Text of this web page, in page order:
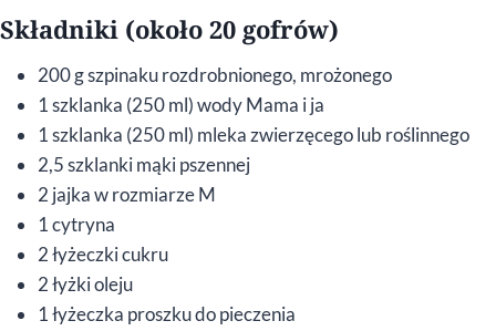
Składniki (około 20 gofrów)
200 g szpinaku rozdrobnionego, mrożonego
1 szklanka (250 ml) wody Mama i ja
1 szklanka (250 ml) mleka zwierzęcego lub roślinnego
2,5 szklanki mąki pszennej
2 jajka w rozmiarze M
1 cytryna
2 łyżeczki cukru
2 łyżki oleju
1 łyżeczka proszku do pieczenia